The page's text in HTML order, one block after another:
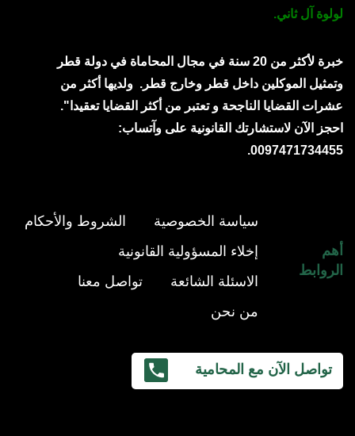
لولوة آل ثاني.
خبرة لأكثر من 20 سنة في مجال المحاماة في دولة قطر
وتمثيل الموكلين داخل قطر وخارج قطر. ولديها أكثر من
عشرات القضايا الناجحة و تعتبر من أكثر القضايا تعقيدا".
احجز الآن لاستشارتك القانونية على وآتساب:
0097471734455.
أهم
الروابط
سياسة الخصوصية
الشروط والأحكام
إخلاء المسؤولية القانونية
الاسئلة الشائعة
تواصل معنا
من نحن
تواصل الآن مع المحامية